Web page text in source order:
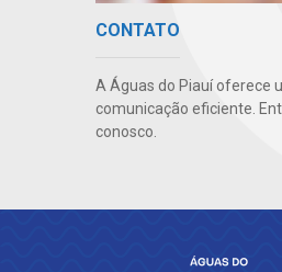
CONTATO
A Águas do Piauí oferece
comunicação eficiente.
conosco.